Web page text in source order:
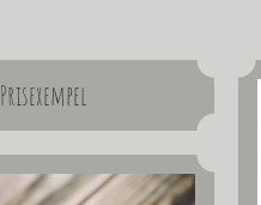
Prisexempel